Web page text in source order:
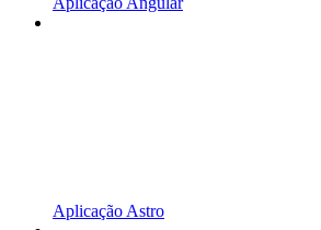
Aplicação Astro